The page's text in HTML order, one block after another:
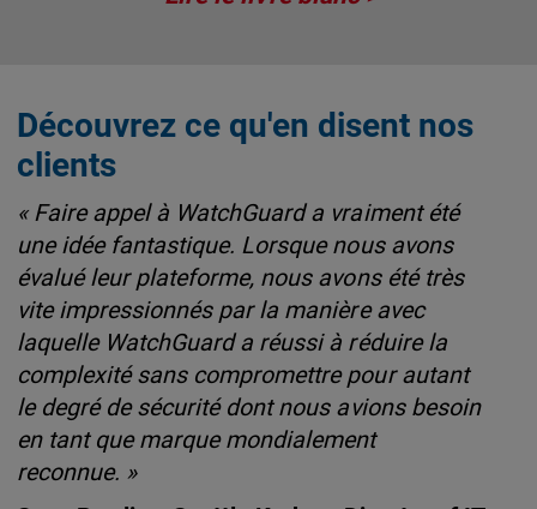
Découvrez ce qu'en disent nos
clients
« Faire appel à WatchGuard a vraiment été
une idée fantastique. Lorsque nous avons
évalué leur plateforme, nous avons été très
vite impressionnés par la manière avec
laquelle WatchGuard a réussi à réduire la
complexité sans compromettre pour autant
le degré de sécurité dont nous avions besoin
en tant que marque mondialement
reconnue. »